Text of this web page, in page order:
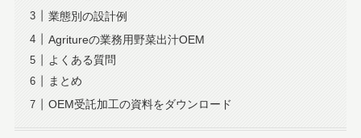
業態別の設計例
Agritureの業務用野菜出汁OEM
よくある質問
まとめ
OEM受託加工の資料をダウンロード